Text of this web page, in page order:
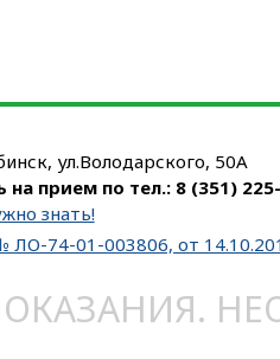
ул.Володарского, 50А
на прием по тел.: 8 (351)
знать!
ЛО-74-01-003806, от